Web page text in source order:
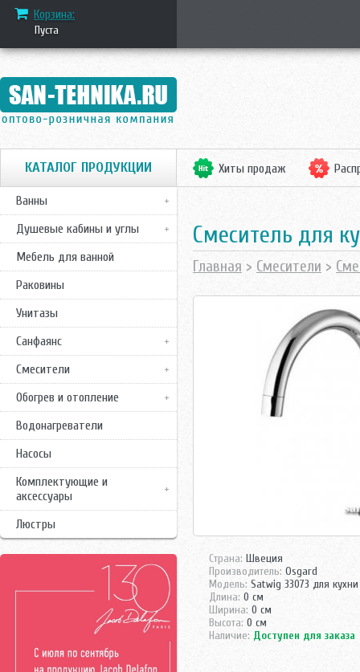
Корзина:
Пуста
КАТАЛОГ ПРОДУКЦИИ
Ванны
Душевые кабины и углы
Мебель для ванной
Раковины
Унитазы
Санфаянс
Смесители
Обогрев и отопление
Водонагреватели
Насосы
Комплектующие и
аксессуары
Люстры
Хиты продаж
Смеситель для
Главная > Смесители >
Страна: Швеция
Производитель: Osgard
Модель: Satwig 33073 для кухни
Длина: 0 см
Ширина: 0 см
Высота: 0 см
Наличие: Доступен для заказа